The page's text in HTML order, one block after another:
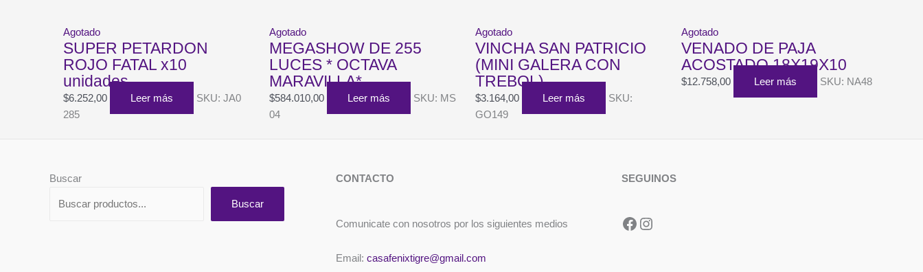
Agotado
SUPER PETARDON
ROJO FATAL x10
unidades
$6.252,00 Leer más
SKU: JA0
285
Agotado
MEGASHOW DE 255
LUCES * OCTAVA
MARAVILLA*
$584.010,00 Leer más
SKU: MS
04
Agotado
VINCHA SAN PATRICIO
(MINI GALERA CON
TREBOL)
$3.164,00 Leer más
SKU:
GO149
Agotado
VENADO DE PAJA
ACOSTADO 18X19X10
$12.758,00 Leer más SKU: NA48
Buscar
Buscar
CONTACTO
Comunicate con nosotros por los siguientes medios
Email: casafenixtigre@gmail.com
SEGUINOS
Facebook
Instagram